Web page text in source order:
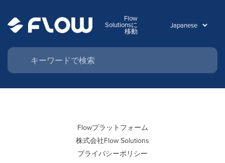
Flow
Solutionsに
移動
Flowプラットフォーム
株式会社Flow Solutions
プライバシーポリシー